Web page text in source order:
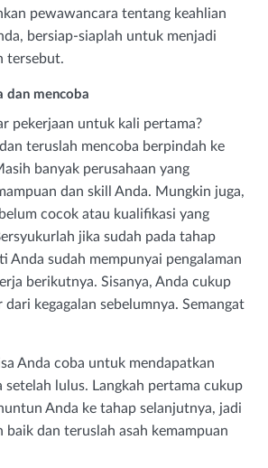
pewawancara tentang keahlian
bersiap-siaplah untuk menjadi
tersebut.
dan mencoba
pekerjaan untuk kali pertama?
teruslah mencoba berpindah ke
banyak perusahaan yang
dan skill Anda. Mungkin juga,
cocok atau kualifikasi yang
jika sudah pada tahap
Anda sudah mempunyai pengalaman
berikutnya. Sisanya, Anda cukup
dari kegagalan sebelumnya. Semangat
Anda coba untuk mendapatkan
setelah lulus. Langkah pertama cukup
Anda ke tahap selanjutnya, jadi
baik dan teruslah asah kemampuan